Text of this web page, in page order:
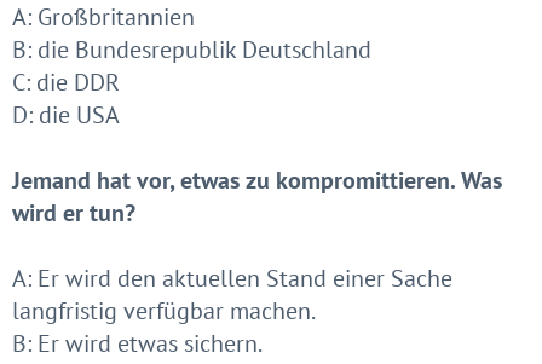
A: Großbritannien
B: die Bundesrepublik Deutschland
C: die DDR
D: die USA
Jemand hat vor, etwas zu kompromittieren. Was
wird er tun?
A: Er wird den aktuellen Stand einer Sache
langfristig verfügbar machen.
B: Er wird etwas sichern.